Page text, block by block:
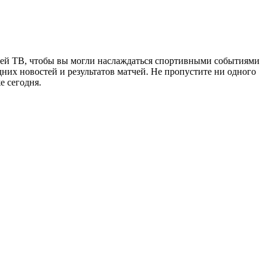
ТВ, чтобы вы могли наслаждаться спортивными событиями
новостей и результатов матчей. Не пропустите ни одного
сегодня.